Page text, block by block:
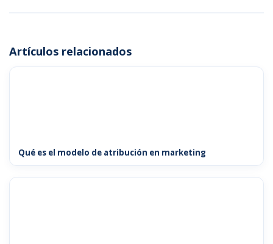
Artículos relacionados
Qué es el modelo de atribución en marketing